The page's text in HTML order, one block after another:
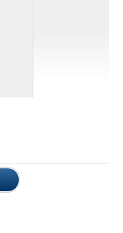
Outlook データファイ